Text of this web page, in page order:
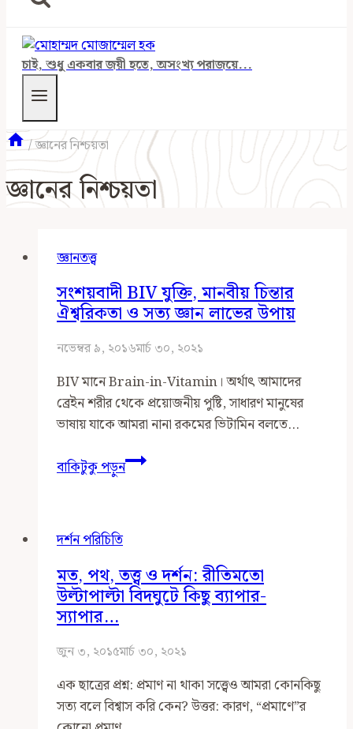
চাই, শুধু একবার জয়ী হতে, অসংখ্য পরাজয়ে...
/জ্ঞানের নিশ্চয়তা
জ্ঞানের নিশ্চয়তা
জ্ঞানতত্ত্ব
সংশয়বাদী BIV যুক্তি, মানবীয় চিন্তার
ঐশ্বরিকতা ও সত্য জ্ঞান লাভের উপায়
নভেম্বর ৯, ২০১৬মার্চ ৩০, ২০২১
BIV মানে Brain-in-Vitamin। অর্থাৎ আমাদের
ব্রেইন শরীর থেকে প্রয়োজনীয় পুষ্টি, সাধারণ মানুষের
ভাষায় যাকে আমরা নানা রকমের ভিটামিন বলতে…
বাকিটুকু পড়ুনসংশয়বাদী
BIV
ঐশ্বরিকতা
ও
সত্য
লাভের
দর্শন পরিচিতি
মত, পথ, তত্ত্ব ও দর্শন: রীতিমতো
উল্টাপাল্টা বিদঘুটে কিছু ব্যাপার-
স্যাপার…
জুন ৩, ২০১৫মার্চ ৩০, ২০২১
এক ছাত্রের প্রশ্ন: প্রমাণ না থাকা সত্ত্বেও আমরা কোনকিছু
সত্য বলে বিশ্বাস করি কেন? উত্তর: কারণ, “প্রমাণে”র